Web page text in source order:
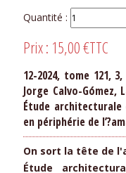
Quantité :
Prix : 15,00 €TTC
12-2024, tome 121,
Jorge Calvo-
Étude
en périphérie de
On sort la tête de
Étude